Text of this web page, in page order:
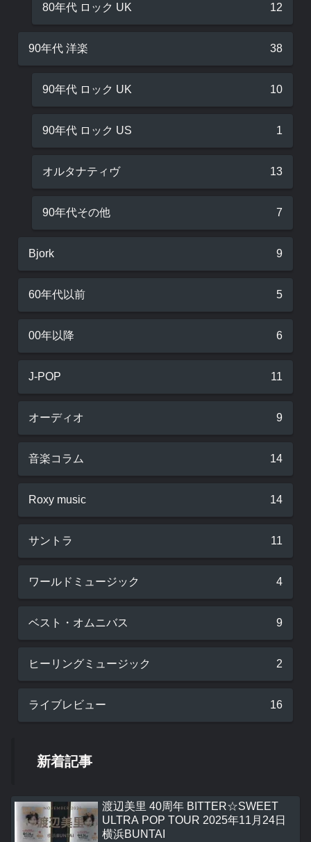
80年代 ロック UK 12
90年代 洋楽 38
90年代 ロック UK 10
90年代 ロック US 1
オルタナティヴ 13
90年代その他 7
Bjork 9
60年代以前 5
00年以降 6
J-POP 11
オーディオ 9
音楽コラム 14
Roxy music 14
サントラ 11
ワールドミュージック 4
ベスト・オムニバス 9
ヒーリングミュージック 2
ライブレビュー 16
新着記事
渡辺美里 40周年 BITTER☆SWEET
ULTRA POP TOUR 2025年11月24日
横浜BUNTAI